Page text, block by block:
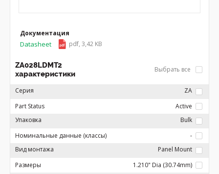
Документация
Datasheet pdf, 3,42 KB
ZA028LDMT2
характеристики
Выбрать все
Серия
ZA
Part Status
Active
Упаковка
Bulk
Номинальные данные (классы)
-
Вид монтажа
Panel Mount
Размеры
1.210" Dia (30.74mm)